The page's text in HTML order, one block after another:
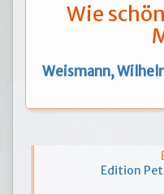
Wie
Weismann,
Edition